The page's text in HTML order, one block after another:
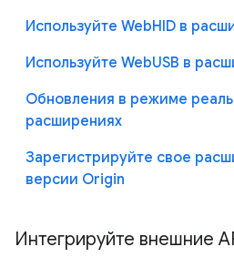
Используйте WebHID в
Используйте WebUSB в
Обновления в режиме
расширениях
Зарегистрируйте свое
версии Origin
Интегрируйте внешние